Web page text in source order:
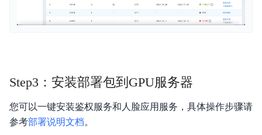
Step3：安装部署包到GPU服务器
您可以一键安装鉴权服务和人脸应用服务，具体操作步骤请
参考部署说明文档。